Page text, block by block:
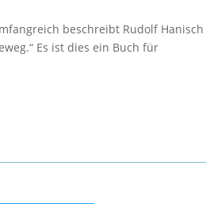
beschreibt Rudolf Hanisch
Es ist dies ein Buch für